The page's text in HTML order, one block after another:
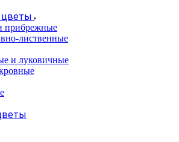
цветы
прибрежные
лиственные
и луковичные